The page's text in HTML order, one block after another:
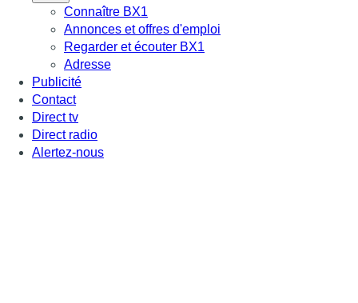
Connaître BX1
Annonces et offres d'emploi
Regarder et écouter BX1
Adresse
Publicité
Contact
Direct tv
Direct radio
Alertez-nous